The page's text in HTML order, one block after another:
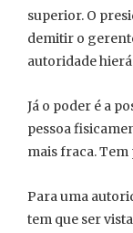
superior. O
demitir o
autoridade
Já o poder é a
pessoa
mais fraca.
Para uma
tem que ser